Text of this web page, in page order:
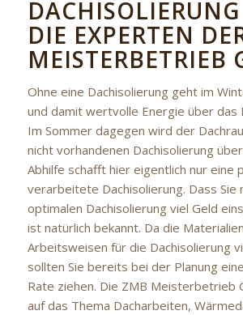
DIE EXPERTEN
MEISTERBETRIEB
Ohne eine Dachisolierung geht im
und damit wertvolle Energie über das
Im Sommer dagegen wird der
nicht vorhandenen Dachisolierung
Abhilfe schafft hier eigentlich nur eine
verarbeitete Dachisolierung. Dass Sie
optimalen Dachisolierung viel Geld
ist natürlich bekannt. Da die
Arbeitsweisen für die Dachisolierung
sollten Sie bereits bei der Planung
Rate ziehen. Die ZMB Meisterbetrieb
auf das Thema Dacharbeiten,